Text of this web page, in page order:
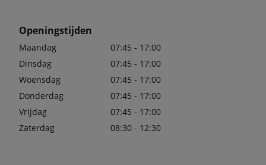
Openingstijden
Maandag
07:45 - 17:00
Dinsdag
07:45 - 17:00
Woensdag
07:45 - 17:00
Donderdag
07:45 - 17:00
Vrijdag
07:45 - 17:00
Zaterdag
08:30 - 12:30